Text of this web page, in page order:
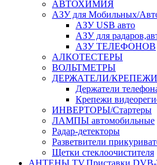
АВТОХИМИЯ
АЗУ для Мобильных/
АЗУ USB авто
АЗУ для
АЗУ ТЕЛЕФОНОВ
АЛКОТЕСТЕРЫ
ВОЛЬТМЕТРЫ
ДЕРЖАТЕЛИ/КРЕПЕЖИ
Держатели
Крепежи
ИНВЕРТОРЫ/Стартеры
ЛАМПЫ автомобильные
Радар-детекторы
Разветвители
Щетки стеклоочистителя
АНТЕНЫ ТV,Приставки